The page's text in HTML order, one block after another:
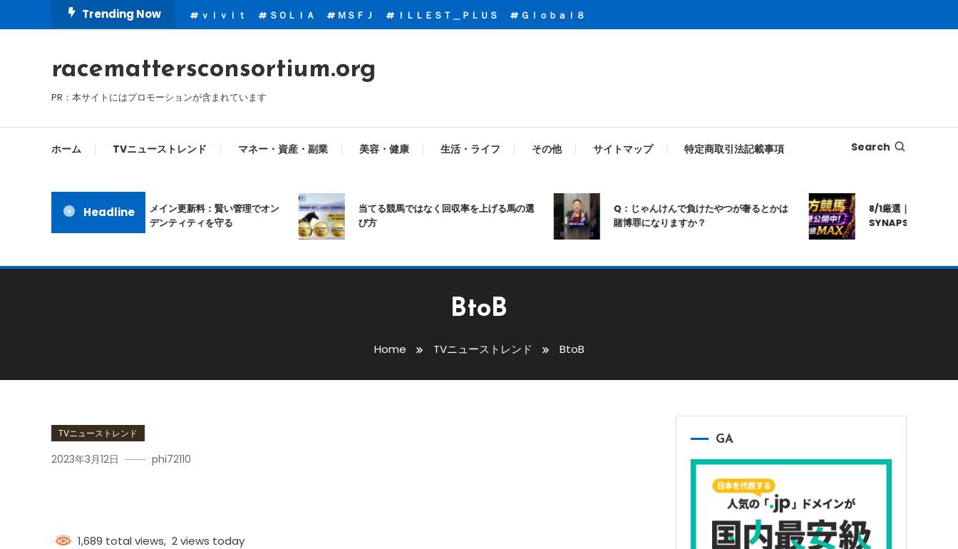
To
Trending Now ｖｉｖｉｔ ＳＯＬＩＡ ＭＳＦＪ ＩＬＬＥＳＴ＿ＰＬＵＳ Ｇｌｏｂａｌ８
racemattersconsortium.org
PR：本サイトにはプロモーションが含まれています
ホーム TVニューストレンド マネー・資産・副業 美容・健康 生活・ライフ その他 サイトマップ 特定商取引法記載事項 Search
Headline
ムームードメイン更新料：賢い管理でオン
ラインアイデンティティを守る
当てる競馬ではなく回収率を上げる馬の選
び方
Q：じゃんけんで負けたやつが奢るとかは
賭博罪になりますか？
8/1厳選｜高知10R｜
SYNAPSE｜シナプス｜
BtoB
Home TVニューストレンド BtoB
TVニューストレンド
2023年3月12日 phi72110
1,689 total views, 2 views today
GA